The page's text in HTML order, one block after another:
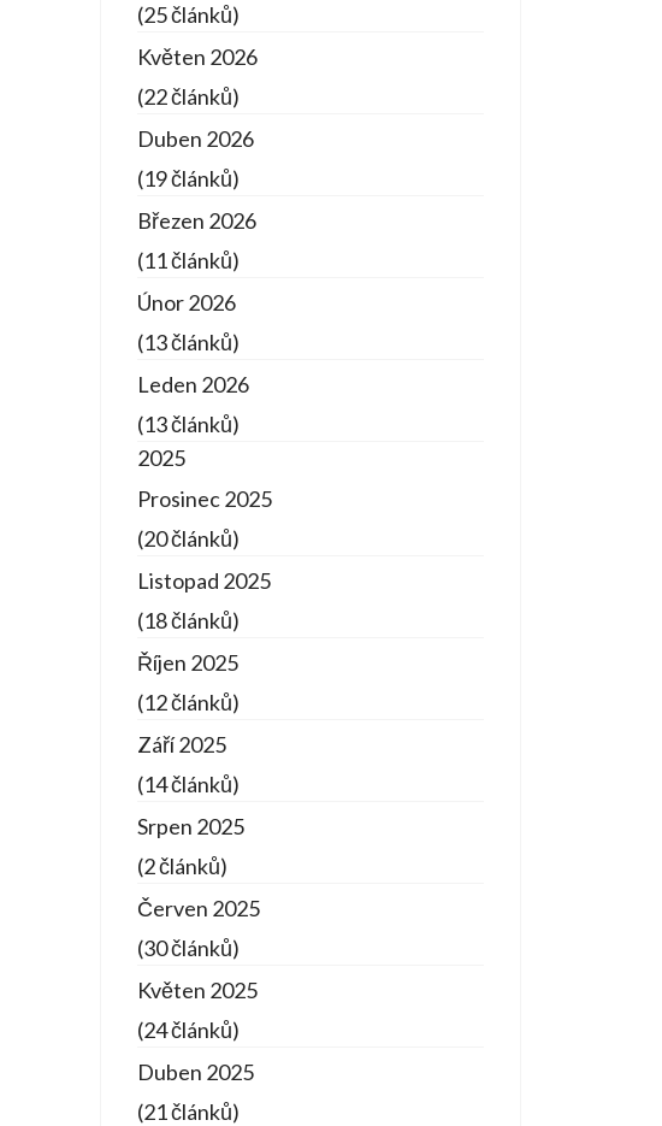
(25 článků)
Květen 2026
(22 článků)
Duben 2026
(19 článků)
Březen 2026
(11 článků)
Únor 2026
(13 článků)
Leden 2026
(13 článků)
2025
Prosinec 2025
(20 článků)
Listopad 2025
(18 článků)
Říjen 2025
(12 článků)
Září 2025
(14 článků)
Srpen 2025
(2 článků)
Červen 2025
(30 článků)
Květen 2025
(24 článků)
Duben 2025
(21 článků)